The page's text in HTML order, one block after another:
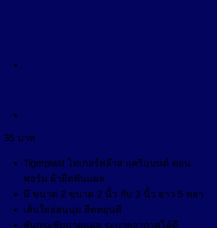
35 บาท
Tigerplast ไทเกอร์พล๊าส แคริแบนด์ คอน
ฟอร์ม ผ้ายืดพันแผล
มี ขนาด 2 ขนาด 2 นิ้ว กับ 3 นิ้ว ยาว 5 หลา
เส้นใยอ่อนนุ่ม ยืดหยุ่นดี
พันกระชับบาดแผล ระบายอากาศได้ดี